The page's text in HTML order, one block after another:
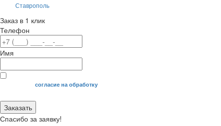
Ставрополь
Заказ в 1 клик
Телефон
Имя
Я даю своесогласие на обработку
Заказать
Спасибо за заявку!